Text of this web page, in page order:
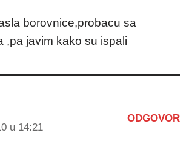
borovnice,probacu sa
,pa javim kako su ispali
u 14:21
ODGOVOR